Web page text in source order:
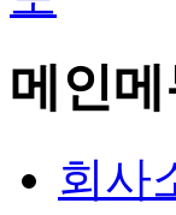
메인
회사